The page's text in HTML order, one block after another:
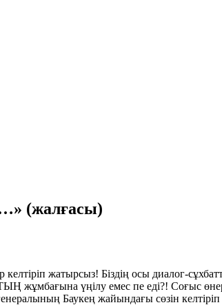
(жалғасы)
жатырсыз! Біздің осы диалог-
жұмбағына үңілу емес пе еді?! Соғыс
Баукең жайындағы сөзін